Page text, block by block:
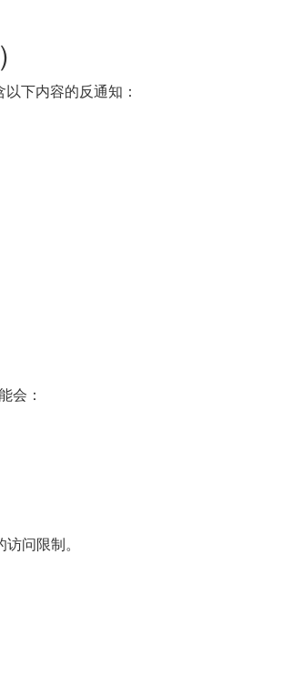
下内容的反通知：
会：
问限制。